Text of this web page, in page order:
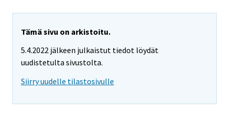
Tämä sivu on arkistoitu.
5.4.2022 jälkeen julkaistut tiedot löydät
uudistetulta sivustolta.
Siirry uudelle tilastosivulle